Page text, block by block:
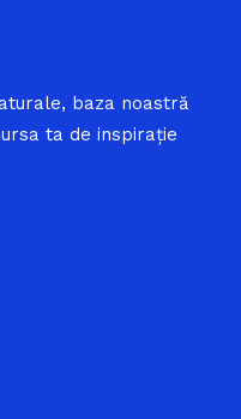
baza noastră
ta de inspirație